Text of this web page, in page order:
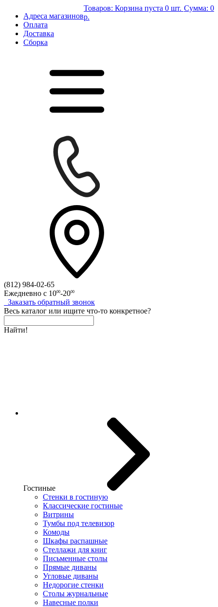
Адреса магазинов
Оплата
Доставка
Сборка
Товаров: Корзина пуста 0 шт. Сумма: 0
р.
(812) 984-02-65
Ежедневно с 1000-2000
Заказать обратный звонок
Весь каталог или ищите что-то конкретное?
Найти!
Гостиные
Стенки в гостиную
Классические гостиные
Витрины
Тумбы под телевизор
Комоды
Шкафы распашные
Стеллажи для книг
Письменные столы
Прямые диваны
Угловые диваны
Недорогие стенки
Столы журнальные
Навесные полки